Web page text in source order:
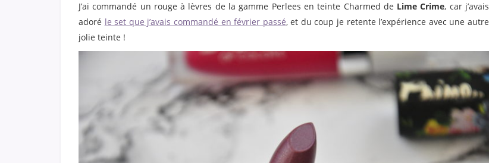
J’ai commandé un rouge à lèvres de la gamme Perlees en teinte Charmed de Lime Crime, car j’avais
adoré le set que j’avais commandé en février passé, et du coup je retente l’expérience avec une autre
jolie teinte !